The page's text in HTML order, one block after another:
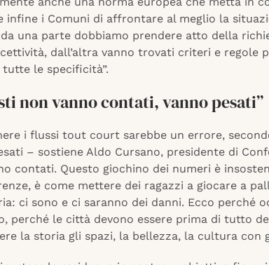
infine i Comuni di affrontare al meglio la
una parte dobbiamo prendere atto della
dall’altra vanno trovati criteri e regole
le specificità”.
non vanno contati, vanno pesati”
i flussi tout court sarebbe un errore,
– sostiene Aldo Cursano, presidente di
contati. Questo giochino dei numeri è
è come mettere dei ragazzi a giocare a
ci sono e ci saranno dei danni. Ecco perché
perché le città devono essere prima di tutto
la storia gli spazi, la bellezza, la cultura con